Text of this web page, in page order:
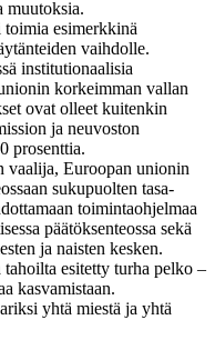
muutoksia.
esimerkkinä
vaihdolle.
institutionaalisia
korkeimman vallan
ovat olleet kuitenkin
ja neuvoston
prosenttia.
vaalija, Euroopan unionin
sukupuolten tasa-
toimintaohjelmaa
päätöksenteossa sekä
ja naisten kesken.
esitetty turha pelko –
kasvamistaan.
yhtä miestä ja yhtä